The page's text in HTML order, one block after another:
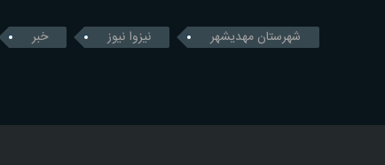
شهرستان مهدیشهر نیزوا نیوز خبر